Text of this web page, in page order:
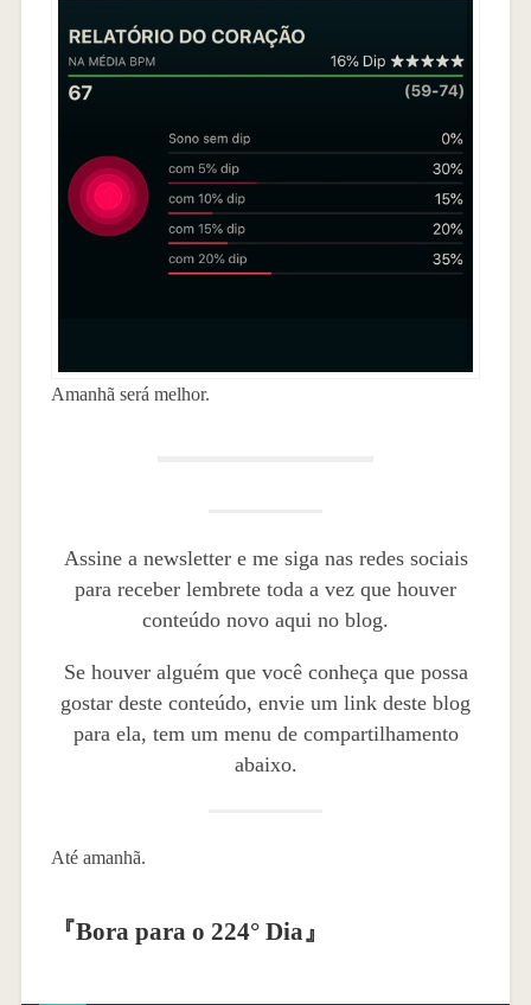
Amanhã será melhor.
Assine a newsletter e me siga nas redes sociais
para receber lembrete toda a vez que houver
conteúdo novo aqui no blog.
Se houver alguém que você conheça que possa
gostar deste conteúdo, envie um link deste blog
para ela, tem um menu de compartilhamento
abaixo.
Até amanhã.
『Bora para o 224° Dia』